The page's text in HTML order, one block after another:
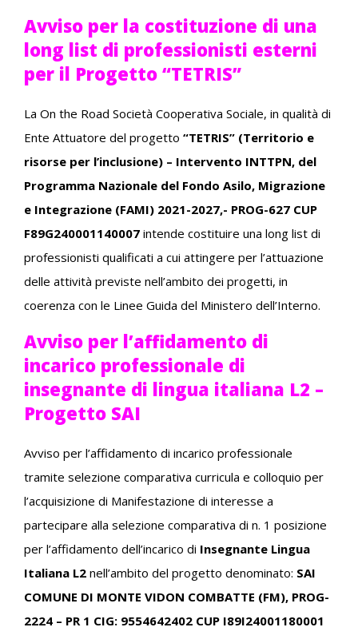
Avviso per la costituzione di una
long list di professionisti esterni
per il Progetto “TETRIS”
La On the Road Società Cooperativa Sociale, in qualità di
Ente Attuatore del progetto “TETRIS” (Territorio e
risorse per l’inclusione) – Intervento INTTPN, del
Programma Nazionale del Fondo Asilo, Migrazione
e Integrazione (FAMI) 2021-2027,- PROG-627 CUP
F89G240001140007 intende costituire una long list di
professionisti qualificati a cui attingere per l’attuazione
delle attività previste nell’ambito dei progetti, in
coerenza con le Linee Guida del Ministero dell’Interno.
Avviso per l’affidamento di
incarico professionale di
insegnante di lingua italiana L2 –
Progetto SAI
Avviso per l’affidamento di incarico professionale
tramite selezione comparativa curricula e colloquio per
l’acquisizione di Manifestazione di interesse a
partecipare alla selezione comparativa di n. 1 posizione
per l’affidamento dell’incarico di Insegnante Lingua
Italiana L2 nell’ambito del progetto denominato: SAI
COMUNE DI MONTE VIDON COMBATTE (FM), PROG-
2224 – PR 1 CIG: 9554642402 CUP I89I24001180001